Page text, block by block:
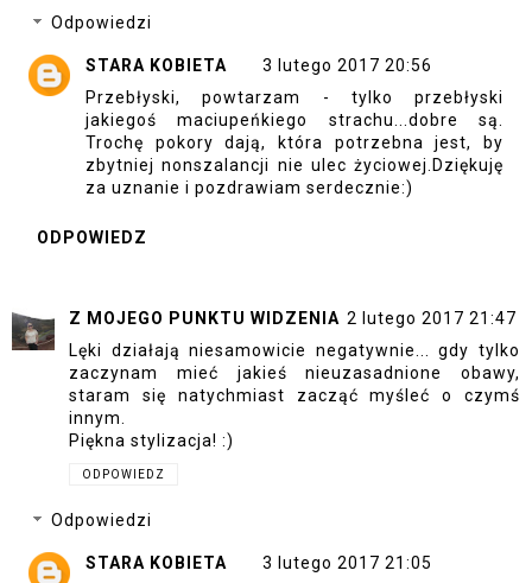
Odpowiedzi
STARA KOBIETA
3 lutego 2017 20:56
Przebłyski, powtarzam - tylko przebłyski
jakiegoś maciupeńkiego strachu...dobre są.
Trochę pokory dają, która potrzebna jest, by
zbytniej nonszalancji nie ulec życiowej.Dziękuję
za uznanie i pozdrawiam serdecznie:)
ODPOWIEDZ
Z MOJEGO PUNKTU WIDZENIA 2 lutego 2017 21:47
Lęki działają niesamowicie negatywnie... gdy tylko
zaczynam mieć jakieś nieuzasadnione obawy,
staram się natychmiast zacząć myśleć o czymś
innym.
Piękna stylizacja! :)
ODPOWIEDZ
Odpowiedzi
STARA KOBIETA
3 lutego 2017 21:05